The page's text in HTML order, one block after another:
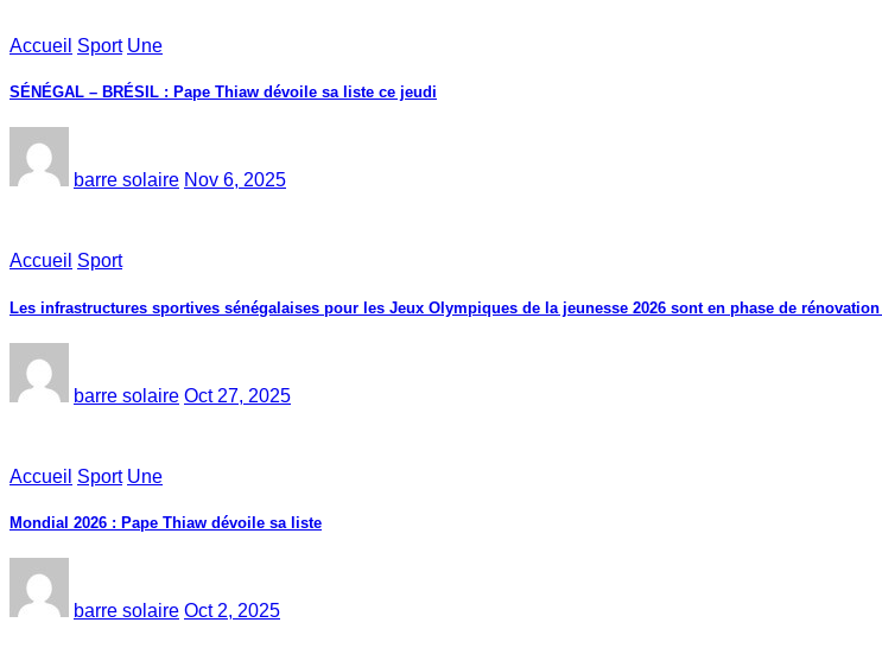
Accueil Sport Une
SÉNÉGAL – BRÉSIL : Pape Thiaw dévoile sa liste ce jeudi
barre solaire Nov 6, 2025
Accueil Sport
Les infrastructures sportives sénégalaises pour les Jeux Olympiques de la jeunesse 2026 sont en phase de rénovation
barre solaire Oct 27, 2025
Accueil Sport Une
Mondial 2026 : Pape Thiaw dévoile sa liste
barre solaire Oct 2, 2025